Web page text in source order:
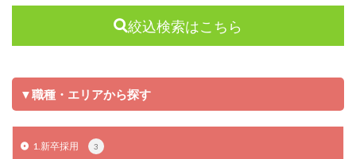
絞込検索はこちら
▼職種・エリアから探す
1.新卒採用 3